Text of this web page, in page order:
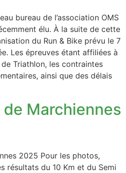
bureau de l’association OMS
élu. À la suite de cette
du Run & Bike prévu le 7
Les épreuves étant affiliées à
Triathlon, les contraintes
ainsi que des délais
de Marchiennes
2025 Pour les photos,
résultats du 10 Km et du Semi